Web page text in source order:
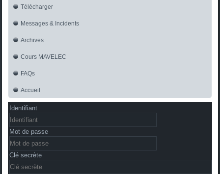
Télécharger
Messages & Incidents
Archives
Cours MAVELEC
FAQs
Accueil
Identifiant
Mot de passe
Clé secrète